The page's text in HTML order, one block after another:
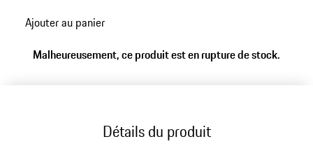
Ajouter au panier
Malheureusement, ce produit est en rupture de stock.
Détails du produit